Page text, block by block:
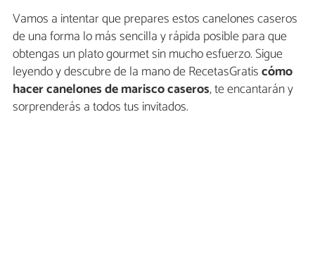
Vamos a intentar que prepares estos canelones caseros
de una forma lo más sencilla y rápida posible para que
obtengas un plato gourmet sin mucho esfuerzo. Sigue
leyendo y descubre de la mano de RecetasGratiscómo
hacer canelones de marisco caseros, te encantarán y
sorprenderás a todos tus invitados.